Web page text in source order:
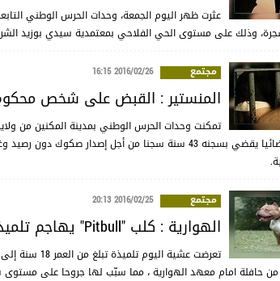
عثرت ظهر اليوم الجمعة، وحدات الحرس الوطني
وذلك على مستوى الحي الفلاحي بمعتمدية سيدي بوزيد
مجتمع 2016/02/26 16:15
المنستير : القبض على شخص محكوم عليه
تمكنت وحدات الحرس الوطني بمدينة المكنين من
مجتمع 2016/02/25 20:13
الهوارية : كلب "Pitbull" يهاجم تلميذة عند نزولها من الحافلة
تعرضت عشية اليوم تلميذة تبلغ من العمر 18 سنة إلى هجوم من طرف كلب "
من حافلة امام معهد الهوارية ، مما سبّب لها جروحا على